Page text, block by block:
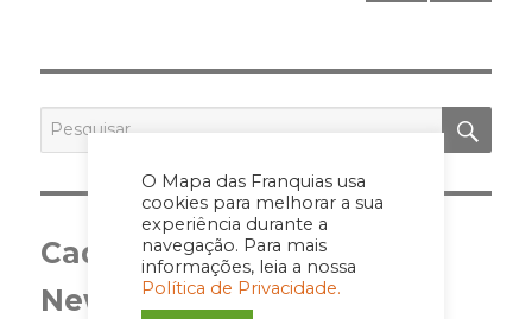
O Mapa das Franquias usa
cookies para melhorar a sua
experiência durante a
navegação. Para mais
informações, leia a nossa
Política de Privacidade.
NA
por:
Cadastre-se para a
Newsletter